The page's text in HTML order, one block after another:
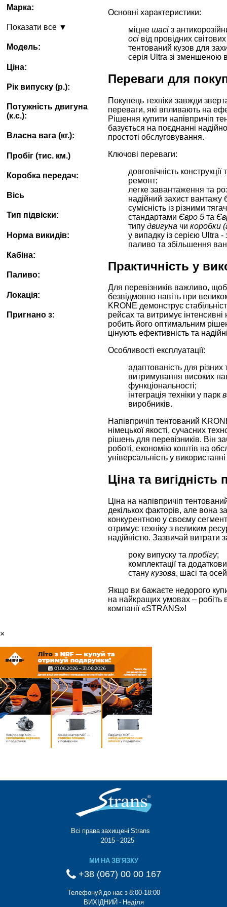
Марка:
Показати все ▼
Модель:
Ціна:
Рік випуску (p.):
Потужність двигуна
(к.с.):
Власна вага (кг.):
Пробіг (тис. км.)
Коробка передач:
Вісь
Тип підвіски:
Норма викидів:
Кабіна:
Паливо:
Локація:
Пригнано з:
Основні характеристики:
міцне шасі з
осі від провідних
тентований кузов для
серія Ultra зі зменшеною
Переваги для
Покупець техніки завжди
переваги, які впливають на
Рішення купити напівпричіп
базується на поєднанні
простоті обслуговування.
Ключові переваги:
довговічність
ремонт;
легке завантаження та
надійний захист вантажу
сумісність із різними
стандартами Євро 5 та
типу двигуна чи коробки
у випадку із серією Ultra
паливо та збільшення
Практичність у
Для перевізників важливо,
безвідмовно навіть при
KRONE демонструє
рейсах та витримує
робить його оптимальним
цінують ефективність та
Особливості експлуатації:
адаптованість для різних
витримування високих
функціональності;
інтеграція техніки у парк
виробників.
Напівпричіп тентований
німецької якості, сучасних
рішень для перевізників. Він
роботі, економію коштів на
універсальність у
Ціна та
Ціна на напівпричіп
декількох факторів, але вона
конкурентною у своєму
отримує техніку з великим
надійністю. Зазвичай витрати
року випуску та пробігу;
комплектації та
стану кузова, шасі та
Якщо ви бажаєте недорого
на найкращих умовах – робіть
компанії «STRANS»!
×
Всі права захищені Strans®
© 2015 - 2025
МИ НА ЗВ'ЯЗКУ
+38 (067) 00 00 167
Телефонуй до нас з 8:00-18:00
ВИХІДНИЙ - Неділя